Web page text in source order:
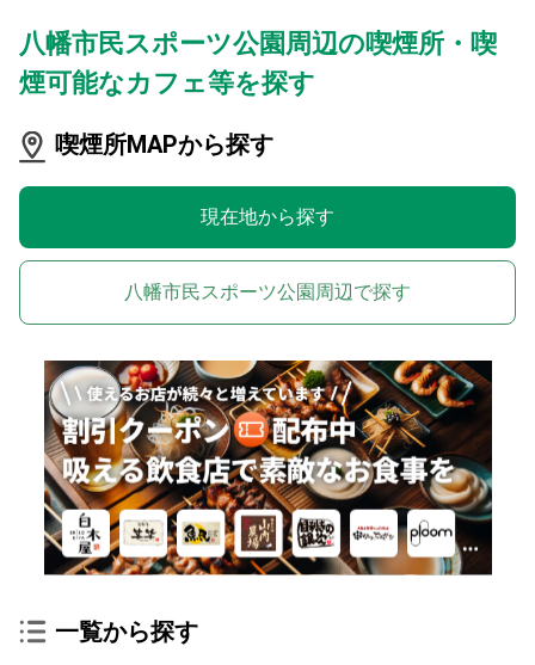
八幡市民スポーツ公園周辺の喫煙所・喫
煙可能なカフェ等を探す
喫煙所MAPから探す
現在地から探す
八幡市民スポーツ公園周辺で探す
一覧から探す